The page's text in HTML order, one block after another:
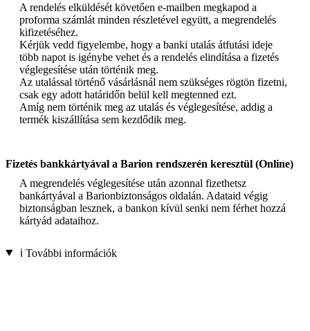
A rendelés elküldését követően e-mailben megkapod a
proforma számlát minden részletével együtt, a megrendelés
kifizetéséhez.
Kérjük vedd figyelembe, hogy a banki utalás átfutási ideje
több napot is igénybe vehet és a rendelés elindítása a fizetés
véglegesítése után történik meg.
Az utalással történő vásárlásnál nem szükséges rögtön fizetni,
csak egy adott határidőn belül kell megtenned ezt.
Amíg nem történik meg az utalás és véglegesítése, addig a
termék kiszállítása sem kezdődik meg.
Fizetés bankkártyával a Barion rendszerén keresztül (Online)
A megrendelés véglegesítése után azonnal fizethetsz
bankártyával a Barionbiztonságos oldalán. Adataid végig
biztonságban lesznek, a bankon kívül senki nem férhet hozzá
kártyád adataihoz.
ℹ️ További információk